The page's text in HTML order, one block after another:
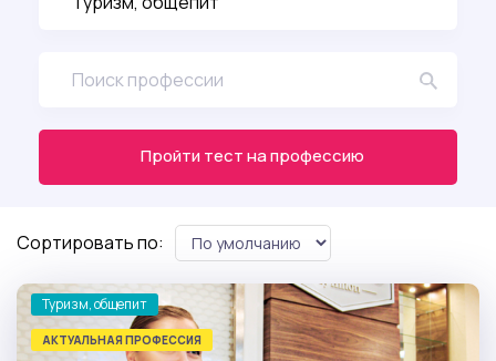
Пройти тест на профессию
Сортировать по:
Туризм, общепит
АКТУАЛЬНАЯ ПРОФЕССИЯ